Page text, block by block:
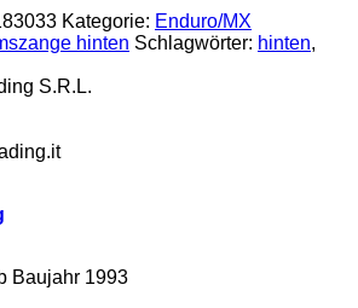
Kategorie: Enduro/MX
hinten Schlagwörter: hinten,
S.R.L.
Baujahr 1993